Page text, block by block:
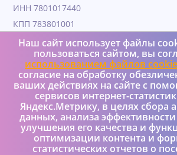
Наш сайт использует файлы
пользоваться сайтом, вы
использованием файлов cookie
согласие на обработку
ваших действиях на сайте с
сервисов интернет-
Яндекс.Метрику, в целях сбора
данных, анализа
улучшения его качества и
оптимизации контента и
статистических отчетов о
ИНН 7801017440
КПП 783801001
Дата образования 04.11.1991
Юридический адрес 190000, Г.Санкт-
Гороховая, д. 25, литера а, пом 4Н
+7 (950) 037-08-73
Реализация и интеграция – Versus Ltd
Политика конфиденциальности